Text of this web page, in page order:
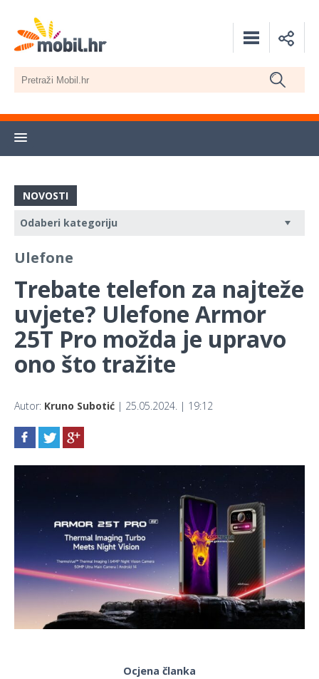
NOVOSTI
Ulefone
Trebate telefon za najteže
uvjete? Ulefone Armor
25T Pro možda je upravo
ono što tražite
Autor: Kruno Subotić | 25.05.2024. | 19:12
Ocjena članka